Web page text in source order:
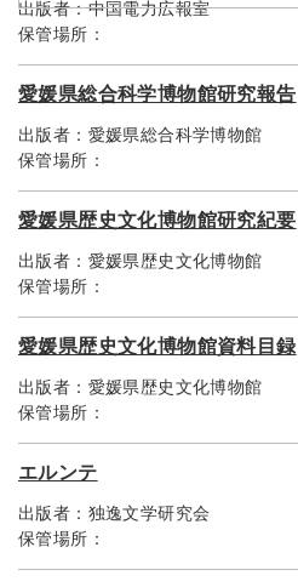
出版者：中国電力広報室
保管場所：
愛媛県総合科学博物館研究報告
出版者： 愛媛県総合科学博物館
保管場所：
愛媛県歴史文化博物館研究紀要
出版者： 愛媛県歴史文化博物館
保管場所：
愛媛県歴史文化博物館資料目録
出版者： 愛媛県歴史文化博物館
保管場所：
エルンテ
出版者： 独逸文学研究会
保管場所：